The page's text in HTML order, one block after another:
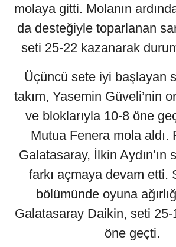
molaya gitti. Molanın
da desteğiyle toparlanan
seti 25-22 kazanarak
Üçüncü sete iyi başlayan
takım, Yasemin Güveli’nin
ve bloklarıyla 10-8 öne
Mutua Fenera mola aldı.
Galatasaray, İlkin Aydın’ın
farkı açmaya devam etti.
bölümünde oyuna
Galatasaray Daikin, seti 25-
öne geçti.